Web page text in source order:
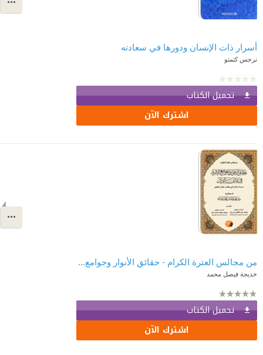
أسرار ذات الإنسان ودورها في سعادته
نرجس كتمتو
تحميل الكتاب
اشترك الآن
من مجالس العترة الكرام - حقائق الأنوار وجوامع الأسرار في بلاغة القرآن - دراسة دلالية في كتاب "الطراز" العلوي
خديجة فيصل محمد
تحميل الكتاب
اشترك الآن